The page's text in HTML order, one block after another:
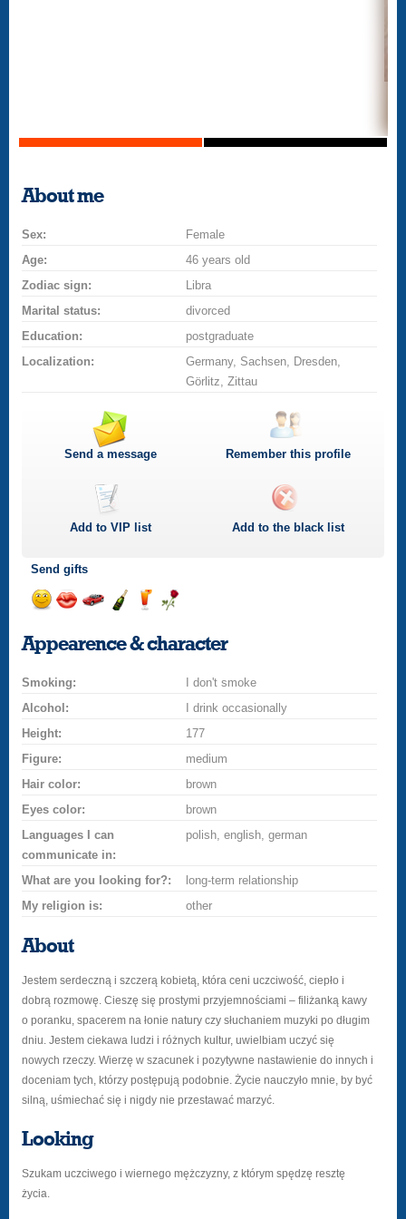
About me
Sex:
Female
Age:
46 years old
Zodiac sign:
Libra
Marital status:
divorced
Education:
postgraduate
Localization:
Germany, Sachsen, Dresden,
Görlitz, Zittau
Send a message Remember this profile
Add toVIP list Add to the black list
Send gifts
a
smilekissa
champagne
a
drink
a
rose
Appearence & character
Smoking:
I don't smoke
Alcohol:
I drink occasionally
Height:
177
Figure:
medium
Hair color:
brown
Eyes color:
brown
Languages I can
communicate in:
polish, english, german
What are you looking for?:
long-term relationship
My religion is:
other
About
Jestem serdeczną i szczerą kobietą, która ceni uczciwość, ciepło i
dobrą rozmowę. Cieszę się prostymi przyjemnościami – filiżanką kawy
o poranku, spacerem na łonie natury czy słuchaniem muzyki po długim
dniu. Jestem ciekawa ludzi i różnych kultur, uwielbiam uczyć się
nowych rzeczy. Wierzę w szacunek i pozytywne nastawienie do innych i
doceniam tych, którzy postępują podobnie. Życie nauczyło mnie, by być
silną, uśmiechać się i nigdy nie przestawać marzyć.
Looking
Szukam uczciwego i wiernego mężczyzny, z którym spędzę resztę
życia.